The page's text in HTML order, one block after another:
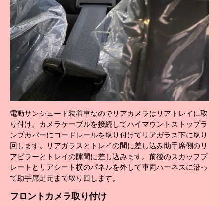
電動サンシェード装着車なのでリアカメラはリアトレイに取
り付け。カメラケーブルを接続してハイマウントストップラ
ンプカバーにコードレールを取り付けてリアガラス下に取り
回します。リアガラスとトレイの間に差し込み助手席側のリ
アピラーとトレイの隙間に差し込みます。前後のスカッフプ
レートとリアシート横のパネルを外して車両ハーネスに沿っ
て助手席足元まで取り回します。
フロント カメラ取り付け